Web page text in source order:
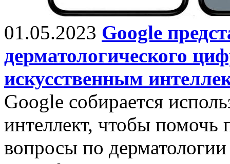
01.05.2023 Google
дерматологического
искусственным
Google собирается
интеллект, чтобы помочь
вопросы по